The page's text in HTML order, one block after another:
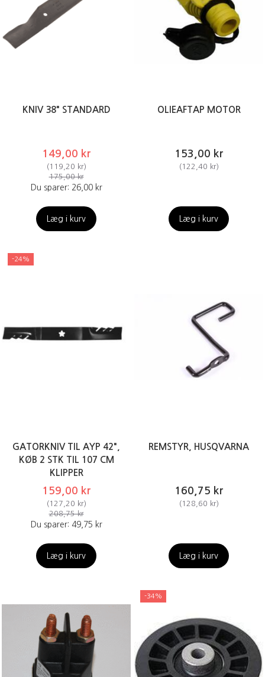
KNIV 38" STANDARD
149,00 kr
(119,20 kr)
175,00 kr
Du sparer: 26,00 kr
Læg i kurv
OLIEAFTAP MOTOR
153,00 kr
(122,40 kr)
Læg i kurv
-24%
GATORKNIV TIL AYP 42",
KØB 2 STK TIL 107 CM
KLIPPER
159,00 kr
(127,20 kr)
208,75 kr
Du sparer: 49,75 kr
Læg i kurv
REMSTYR, HUSQVARNA
160,75 kr
(128,60 kr)
Læg i kurv
-34%